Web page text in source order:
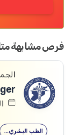
فرص مشابهة
الطب البشري…